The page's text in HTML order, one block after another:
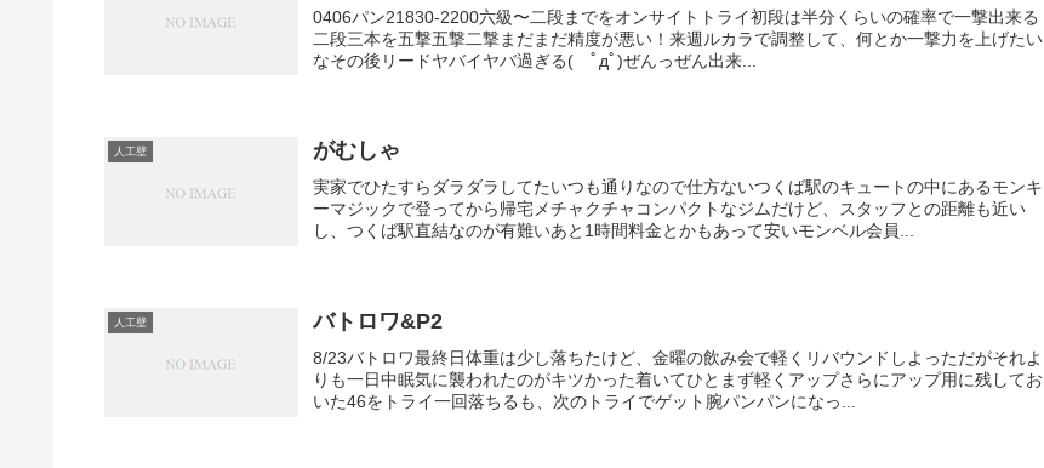
0406パン21830-2200六級〜二段までをオンサイトトライ初段は半分くらいの確率で一撃出来る
二段三本を五撃五撃二撃まだまだ精度が悪い！来週ルカラで調整して、何とか一撃力を上げたい
なその後リードヤバイヤバ過ぎる( ﾟдﾟ)ぜんっぜん出来...
人工壁 がむしゃ
実家でひたすらダラダラしてたいつも通りなので仕方ないつくば駅のキュートの中にあるモンキ
ーマジックで登ってから帰宅メチャクチャコンパクトなジムだけど、スタッフとの距離も近い
し、つくば駅直結なのが有難いあと1時間料金とかもあって安いモンベル会員...
人工壁 バトロワ&P2
8/23バトロワ最終日体重は少し落ちたけど、金曜の飲み会で軽くリバウンドしよっただがそれよ
りも一日中眠気に襲われたのがキツかった着いてひとまず軽くアップさらにアップ用に残してお
いた46をトライ一回落ちるも、次のトライでゲット腕パンパンになっ...